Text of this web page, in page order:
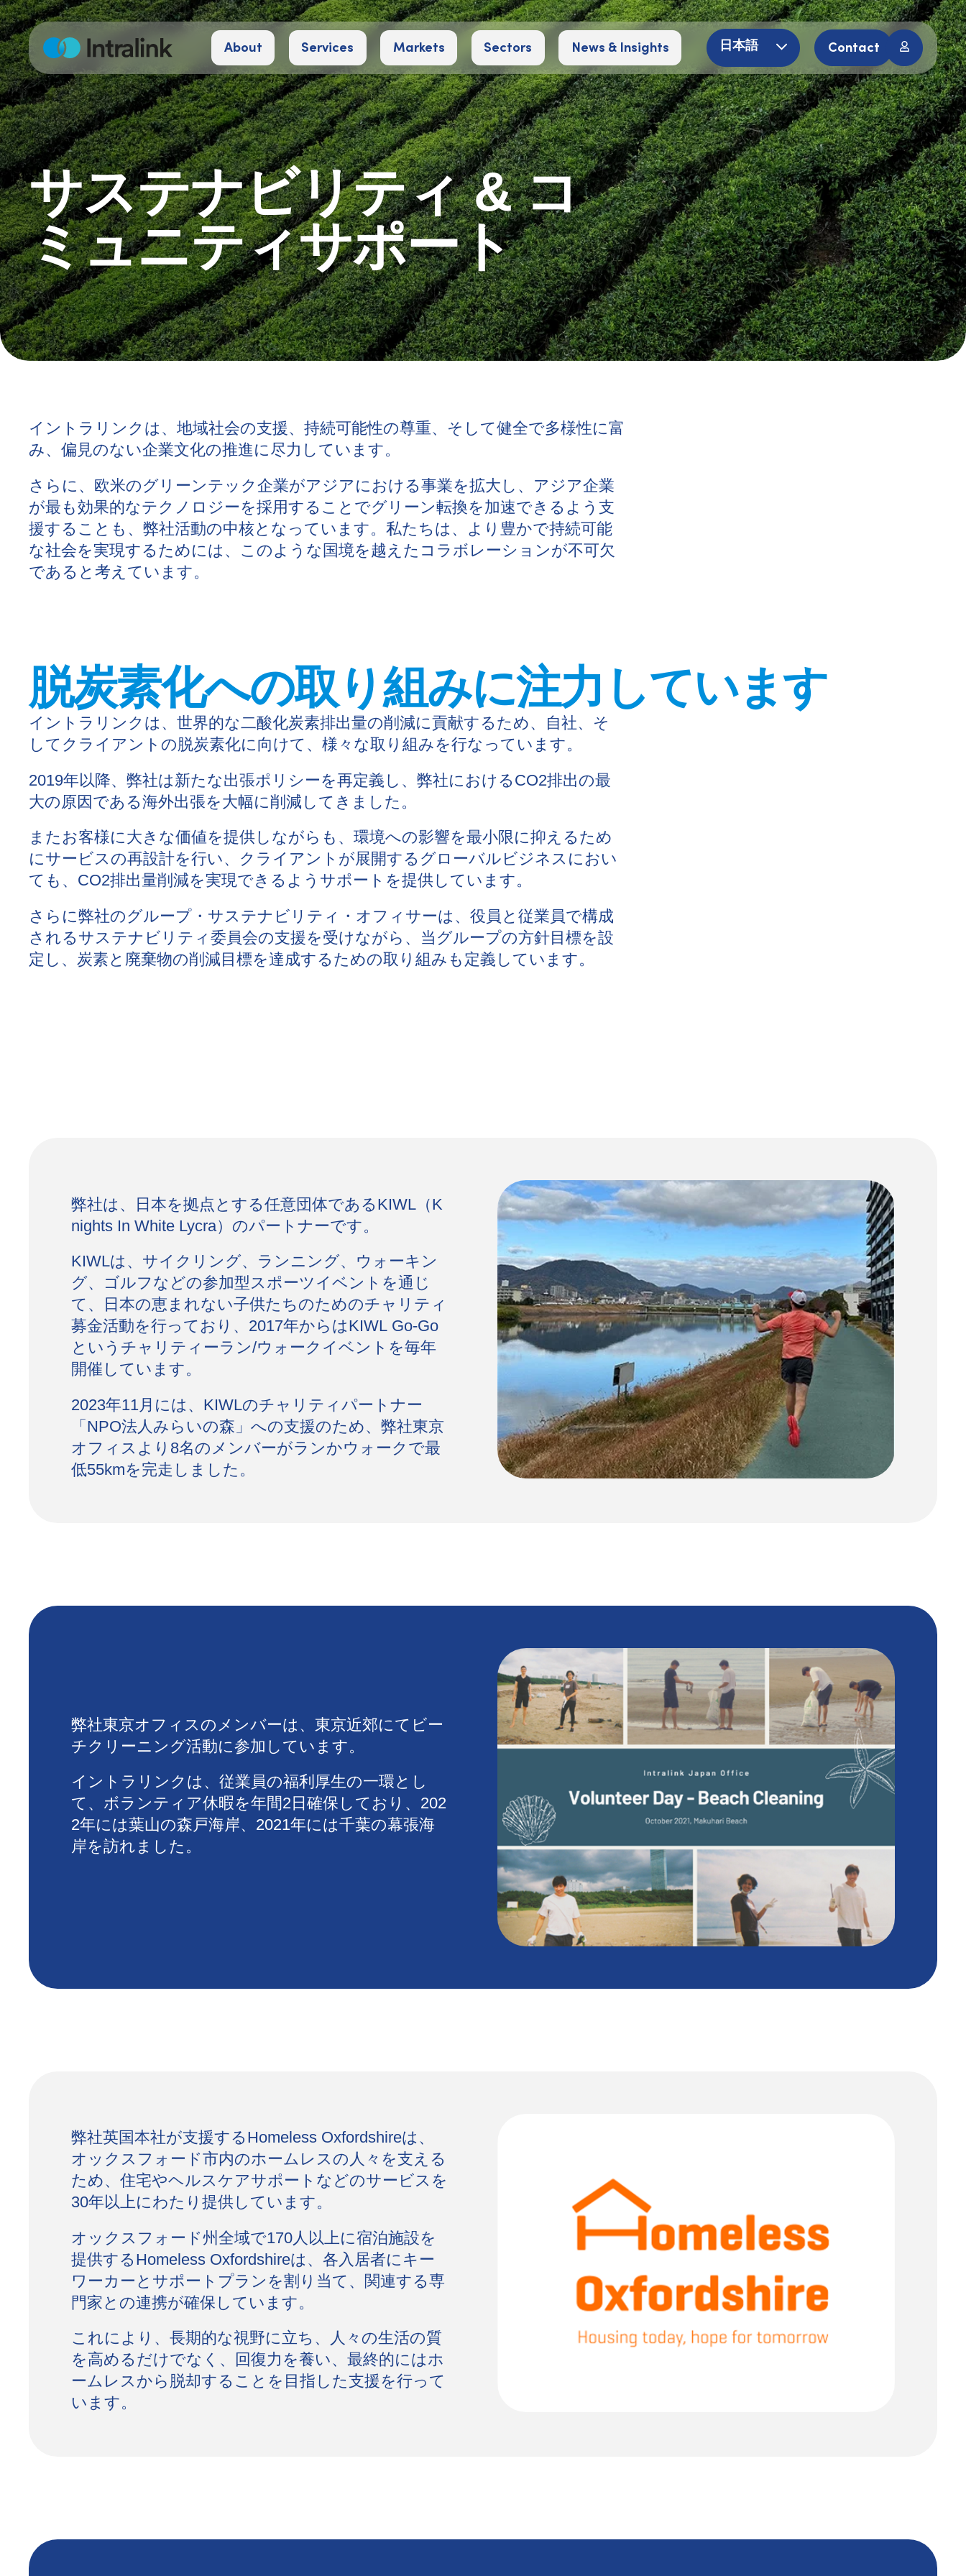
S
k
i
p
t
o
c
o
n
t
e
n
t
H
m
e
About Services Markets Sectors News & Insights 日本語 Contact
サステナビリティ & コ
ミュニティサポート
イントラリンクは、地域社会の支援、持続可能性の尊重、そして健全で多様性に富
み、偏見のない企業文化の推進に尽力しています。
さらに、欧米のグリーンテック企業がアジアにおける事業を拡大し、アジア企業
が最も効果的なテクノロジーを採用することでグリーン転換を加速できるよう支
援することも、弊社活動の中核となっています。私たちは、より豊かで持続可能
な社会を実現するためには、このような国境を越えたコラボレーションが不可欠
であると考えています。
脱炭素化への取り組みに注力しています
イントラリンクは、世界的な二酸化炭素排出量の削減に貢献するため、自社、そ
してクライアントの脱炭素化に向けて、様々な取り組みを行なっています。
2019年以降、弊社は新たな出張ポリシーを再定義し、弊社におけるCO2排出の最
大の原因である海外出張を大幅に削減してきました。
またお客様に大きな価値を提供しながらも、環境への影響を最小限に抑えるため
にサービスの再設計を行い、クライアントが展開するグローバルビジネスにおい
ても、CO2排出量削減を実現できるようサポートを提供しています。
さらに弊社のグループ・サステナビリティ・オフィサーは、役員と従業員で構成
されるサステナビリティ委員会の支援を受けながら、当グループの方針目標を設
定し、炭素と廃棄物の削減目標を達成するための取り組みも定義しています。
弊社は、日本を拠点とする任意団体であるKIWL（K
nights In White Lycra）のパートナーです。
KIWLは、サイクリング、ランニング、ウォーキン
グ、ゴルフなどの参加型スポーツイベントを通じ
て、日本の恵まれない子供たちのためのチャリティ
募金活動を行っており、2017年からはKIWL Go-Go
というチャリティーラン/ウォークイベントを毎年
開催しています。
2023年11月には、KIWLのチャリティパートナー
「NPO法人みらいの森」への支援のため、弊社東京
オフィスより8名のメンバーがランかウォークで最
低55kmを完走しました。
弊社東京オフィスのメンバーは、東京近郊にてビー
チクリーニング活動に参加しています。
イントラリンクは、従業員の福利厚生の一環とし
て、ボランティア休暇を年間2日確保しており、202
2年には葉山の森戸海岸、2021年には千葉の幕張海
岸を訪れました。
弊社英国本社が支援するHomeless Oxfordshireは、
オックスフォード市内のホームレスの人々を支える
ため、住宅やヘルスケアサポートなどのサービスを
30年以上にわたり提供しています。
オックスフォード州全域で170人以上に宿泊施設を
提供するHomeless Oxfordshireは、各入居者にキー
ワーカーとサポートプランを割り当て、関連する専
門家との連携が確保しています。
これにより、長期的な視野に立ち、人々の生活の質
を高めるだけでなく、回復力を養い、最終的にはホ
ームレスから脱却することを目指した支援を行って
います。